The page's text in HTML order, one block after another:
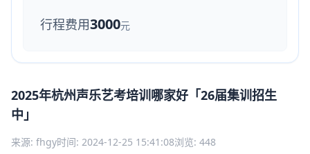
行程费用3000元
2025年杭州声乐艺考培训哪家好「26届集训招生
中」
来源: fhgy时间: 2024-12-25 15:41:08浏览: 448